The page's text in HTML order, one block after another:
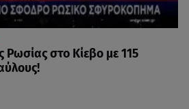
Ρωσίας στο Κίεβο με 115